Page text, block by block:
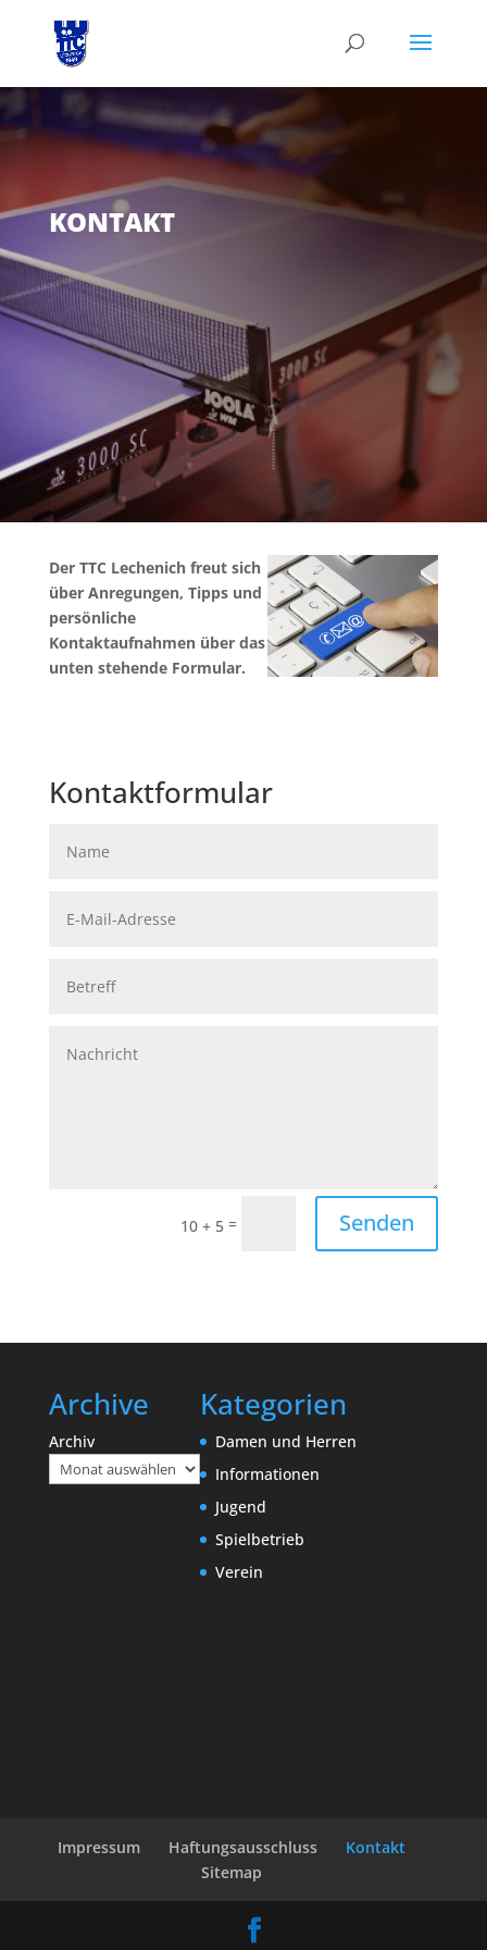
KONTAKT
Der TTC Lechenich freut sich
über Anregungen, Tipps und
persönliche
Kontaktaufnahmen über das
unten stehende Formular.
Kontaktformular
10 + 5 = Senden
Archive
Archiv
Kategorien
Damen und Herren
Informationen
Jugend
Spielbetrieb
Verein
Impressum Haftungsausschluss
Kontakt
Sitemap